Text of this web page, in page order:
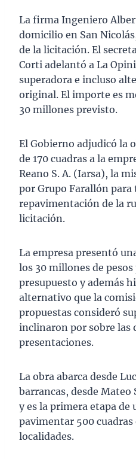
La firma Ingeniero
domicilio en San
de la licitación. El
Corti adelantó a La
superadora e incluso
original. El importe es
30 millones previsto.
El Gobierno adjudicó la
de 170 cuadras a la
Reano S. A. (Iarsa), la
por Grupo Farallón para
repavimentación de la
licitación.
La empresa presentó
los 30 millones de
presupuesto y además
alternativo que la
propuestas consideró
inclinaron por sobre las
presentaciones.
La obra abarca desde
barrancas, desde Mateo
y es la primera etapa de
pavimentar 500 cuadras
localidades.